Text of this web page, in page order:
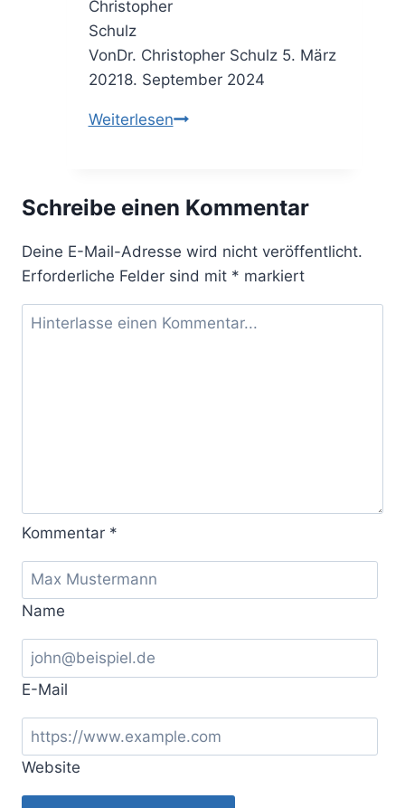
VonDr. Christopher Schulz 5. März
20218. September 2024
WeiterlesenAuch
man
im
Schreibe einen Kommentar
Deine E-Mail-Adresse wird nicht veröffentlicht.
Erforderliche Felder sind mit * markiert
Kommentar *
Name
E-Mail
Website